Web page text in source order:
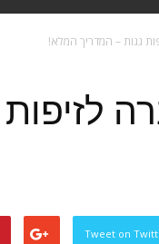
גגות – המדריך המלא!
Tweet on